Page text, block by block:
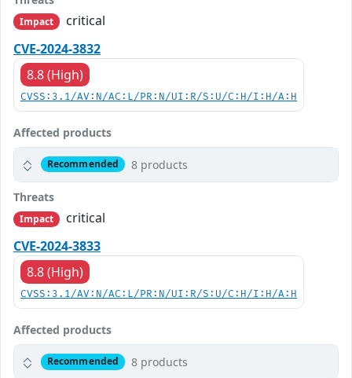
Impact
critical
CVE-2024-3832
8.8 (High)
CVSS:3.1/AV:N/AC:L/PR:N/UI:R/S:U/C:H/I:H/A:H
Affected products
Recommended 8 products
Threats
Impact
critical
CVE-2024-3833
8.8 (High)
CVSS:3.1/AV:N/AC:L/PR:N/UI:R/S:U/C:H/I:H/A:H
Affected products
Recommended 8 products